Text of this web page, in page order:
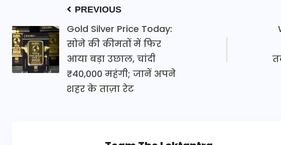
PREVIOUS
Gold Silver Price Today:
सोने की कीमतों में फिर
आया बड़ा उछाल, चांदी
₹40,000 महंगी; जानें अपने
शहर के ताज़ा रेट